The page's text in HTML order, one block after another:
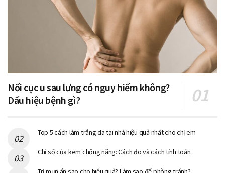
Nổi cục u sau lưng có nguy hiểm không?
Dấu hiệu bệnh gì?
Top 5 cách làm trắng da tại nhà hiệu quả nhất cho chị em
Chỉ số của kem chống nắng: Cách đo và cách tính toán